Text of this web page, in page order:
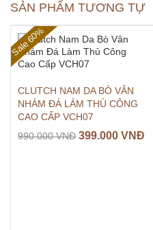
SẢN PHẨM TƯƠNG TỰ
Sale 60%
CLUTCH NAM DA BÒ VÂN
NHÁM ĐÁ LÀM THỦ CÔNG
CAO CẤP VCH07
990.000VNĐ 399.000 VNĐ